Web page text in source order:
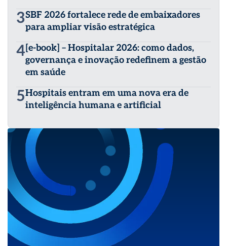
3SBF 2026 fortalece rede de embaixadores
para ampliar visão estratégica
4[e-book] – Hospitalar 2026: como dados,
governança e inovação redefinem a gestão
em saúde
5Hospitais entram em uma nova era de
inteligência humana e artificial